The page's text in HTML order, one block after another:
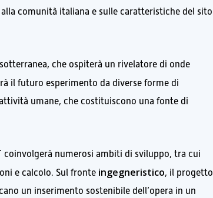
comunità italiana e sulle caratteristiche del sito
che ospiterà un rivelatore di onde
il futuro esperimento da diverse forme di
umane, che costituiscono una fonte di
coinvolgerà numerosi ambiti di sviluppo, tra cui
e calcolo. Sul fronte ingegneristico, il progetto
un inserimento sostenibile dell’opera in un